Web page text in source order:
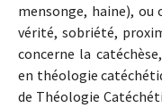
mensonge, haine), ou
vérité, sobriété,
concerne la
en théologie
de Théologie